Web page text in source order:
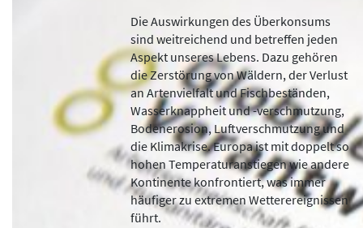
Die Auswirkungen des Überkonsums
sind weitreichend und betreffen jeden
Aspekt unseres Lebens. Dazu gehören
die Zerstörung von Wäldern, der Verlust
an Artenvielfalt und Fischbeständen,
Wasserknappheit und -verschmutzung,
Bodenerosion, Luftverschmutzung und
die Klimakrise. Europa ist mit doppelt so
hohen Temperaturanstiegen wie andere
Kontinente konfrontiert, was immer
häufiger zu extremen Wetterereignissen
führt.